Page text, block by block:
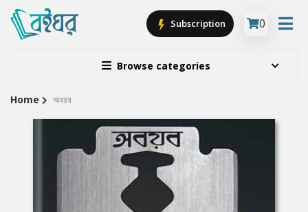
Browse categories
Subscription 0
Site
Breadcrumb
Home অবয়ব